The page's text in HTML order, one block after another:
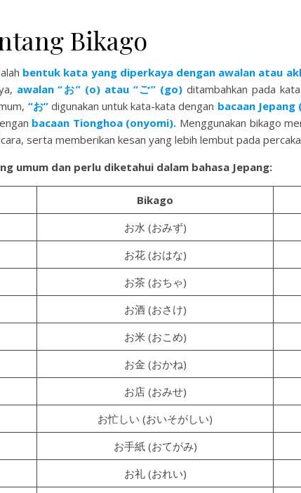
Bikago
bentuk kata yang diperkaya dengan awalan atau
awalan “お” (o) atau “ご” (go) ditambahkan pada
“お” digunakan untuk kata-kata dengan bacaan Jepang
bacaan Tionghoa (onyomi). Menggunakan bikago
serta memberikan kesan yang lebih lembut pada
umum dan perlu diketahui dalam bahasa Jepang:
Bikago
お水 (おみず)
お花 (おはな)
お茶 (おちゃ)
お酒 (おさけ)
お米 (おこめ)
お金 (おかね)
お店 (おみせ)
お忙しい (おいそがしい)
お手紙 (おてがみ)
お礼 (おれい)